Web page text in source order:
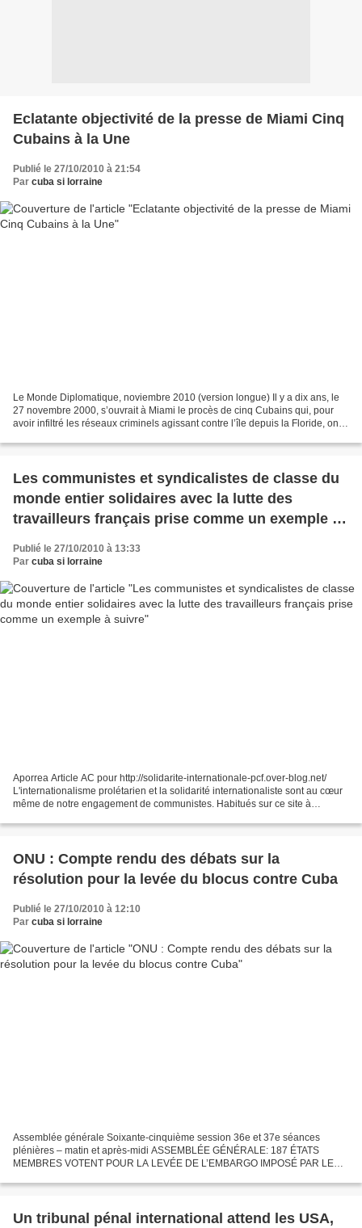
Eclatante objectivité de la presse de Miami Cinq
Cubains à la Une
Publié le 27/10/2010 à 21:54
Par cuba si lorraine
Le Monde Diplomatique, noviembre 2010 (version longue) Il y a dix ans, le
27 novembre 2000, s’ouvrait à Miami le procès de cinq Cubains qui, pour
avoir infiltré les réseaux criminels agissant contre l’île depuis la Floride, ont
Les communistes et syndicalistes de classe du
monde entier solidaires avec la lutte des
travailleurs français prise comme un exemple à
suivre
Publié le 27/10/2010 à 13:33
Par cuba si lorraine
Aporrea Article AC pour http://solidarite-internationale-pcf.over-blog.net/
L'internationalisme prolétarien et la solidarité internationaliste sont au cœur
même de notre engagement de communistes. Habitués sur ce site à
ONU : Compte rendu des débats sur la
résolution pour la levée du blocus contre Cuba
Publié le 27/10/2010 à 12:10
Par cuba si lorraine
Assemblée générale Soixante-cinquième session 36e et 37e séances
plénières – matin et après-midi ASSEMBLÉE GÉNÉRALE: 187 ÉTATS
MEMBRES VOTENT POUR LA LEVÉE DE L’EMBARGO IMPOSÉ PAR LES
ont...
Un tribunal pénal international attend les USA,